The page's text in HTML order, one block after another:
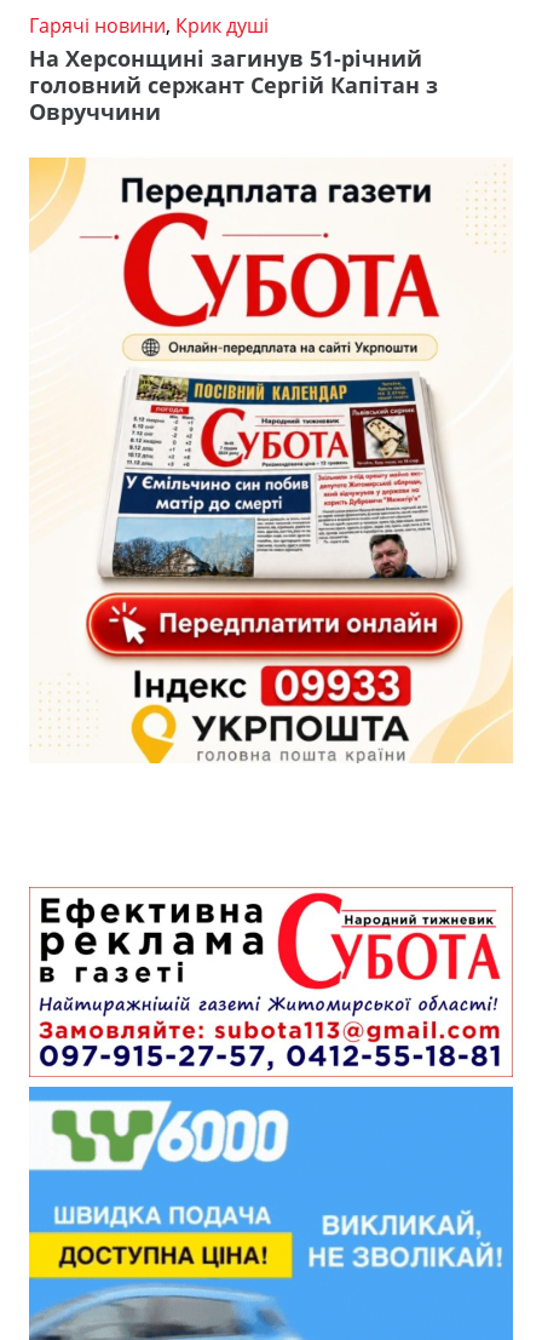
Гарячі новини, Крик душі
На Херсонщині загинув 51-річний
головний сержант Сергій Капітан з
Овруччини